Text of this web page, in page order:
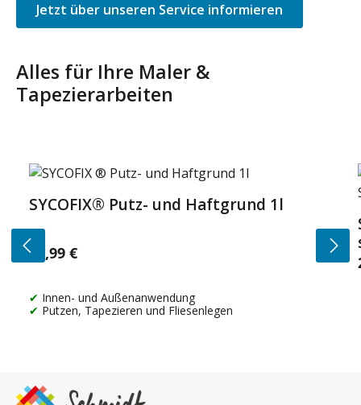
Jetzt über unseren Service informieren
Alles für Ihre Maler &
Tapezierarbeiten
Produktgalerie überspringen
SYCOFIX® Putz- und Haftgrund 1l
Regulärer Preis:
14,99 €
Innen- und Außenanwendung
Putzen, Tapezieren und Fliesenlegen